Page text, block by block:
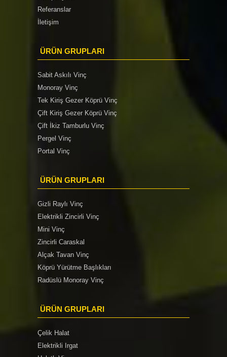
Referanslar
İletişim
ÜRÜN GRUPLARI
Sabit Askılı Vinç
Monoray Vinç
Tek Kiriş Gezer Köprü Vinç
Çift Kiriş Gezer Köprü Vinç
Çift İkiz Tamburlu Vinç
Pergel Vinç
Portal Vinç
ÜRÜN GRUPLARI
Gizli Raylı Vinç
Elektrikli Zincirli Vinç
Mini Vinç
Zincirli Caraskal
Alçak Tavan Vinç
Köprü Yürütme Başlıkları
Radüslü Monoray Vinç
ÜRÜN GRUPLARI
Çelik Halat
Elektrikli Irgat